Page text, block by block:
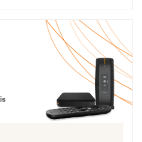
puis 57,99 € par mois, Engagement 12 mois